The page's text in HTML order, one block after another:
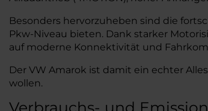
Besonders hervorzuheben sind die
Pkw-Niveau bieten. Dank starker
auf moderne Konnektivität und
Der VW Amarok ist damit ein echter
wollen.
Verbrauchs- und